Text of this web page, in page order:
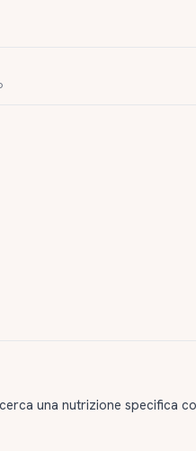
una nutrizione specifica